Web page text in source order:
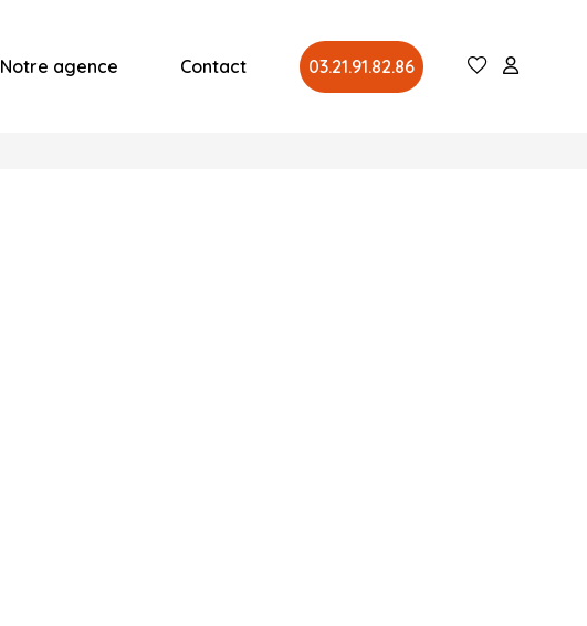
Notre agence Contact 03.21.91.82.86